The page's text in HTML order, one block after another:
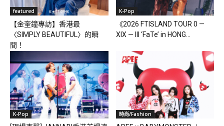
featured
【金奎鐘專訪】香港最
〈SIMPLY BEAUTIFUL〉的瞬
間！
K-Pop
《2026 FTISLAND TOUR 0 —
XIX — III ‘FaTe’ in HONG...
K-Pop 時尚/Fashion